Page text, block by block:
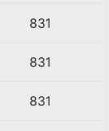
831
831
831